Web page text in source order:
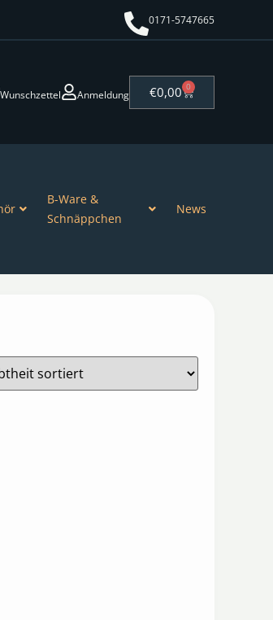
0171-5747665
Wunschzettel Anmeldung €0,00 0
B-Ware &
Schnäppchen
News